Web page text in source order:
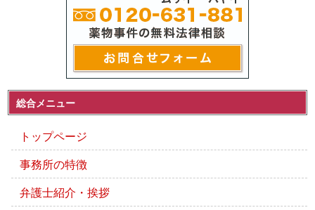
総合メニュー
トップページ
事務所の特徴
弁護士紹介・挨拶